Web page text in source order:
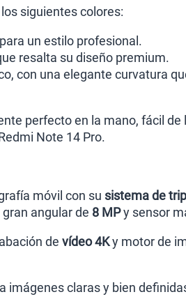
siguientes colores:
un estilo profesional.
resalta su diseño premium.
con una elegante curvatura
perfecto en la mano, fácil de
Note 14 Pro.
móvil con su sistema de
angular de 8 MPy sensor
de vídeo 4Ky motor de
imágenes claras y bien